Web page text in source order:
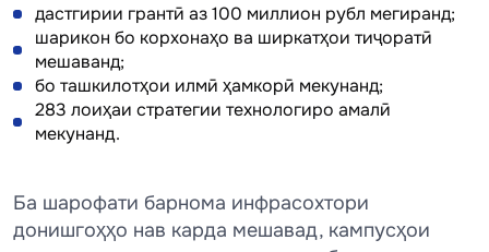
» дастгирии грантӣ аз 100 миллион рубл мегиранд;
шарикон бо корхонаҳо ва ширкатҳои тиҷоратӣ
мешаванд;
бо ташкилотҳои илмӣ ҳамкорӣ мекунанд;
283 лоиҳаи стратегии технологиро амалӣ
мекунанд.
Ба шарофати барнома инфрасохтори
донишгоҳҳо нав карда мешавад, кампусҳои